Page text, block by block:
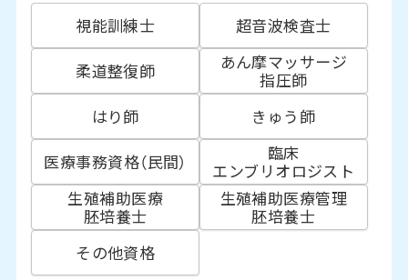
視能訓練士
超音波検査士
柔道整復師
あん摩マッサージ
指圧師
はり師
きゅう師
医療事務資格（民間）
臨床
エンブリオロジスト
生殖補助医療
胚培養士
生殖補助医療管理
胚培養士
その他資格